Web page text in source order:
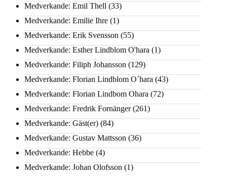
Medverkande: Emil Thell (33)
Medverkande: Emilie Ihre (1)
Medverkande: Erik Svensson (55)
Medverkande: Esther Lindblom O'hara (1)
Medverkande: Filiph Johansson (129)
Medverkande: Florian Lindblom O´hara (43)
Medverkande: Florian Lindbom Ohara (72)
Medverkande: Fredrik Fornänger(261)
Medverkande: Gäst(er) (84)
Medverkande: Gustav Mattsson (36)
Medverkande: Hebbe (4)
Medverkande: Johan Olofsson (1)